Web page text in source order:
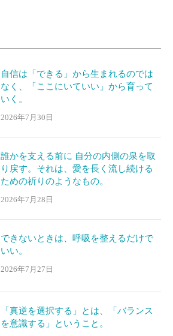
自信は「できる」から生まれるのでは
なく、「ここにいていい」から育って
いく。
2026年7月30日
誰かを支える前に 自分の内側の泉を取
り戻す。それは、愛を長く流し続ける
ための祈りのようなもの。
2026年7月28日
できないときは、呼吸を整えるだけで
いい。
2026年7月27日
「真逆を選択する」とは、「バランス
を意識する」ということ。